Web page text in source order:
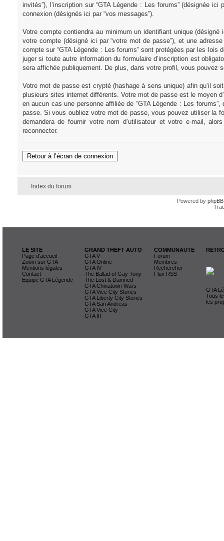
invités”), l’inscription sur “GTA Légende : Les forums” (désignée
connexion (désignés ici par “vos messages”).
Votre compte contiendra au minimum un identifiant unique
votre compte (désigné ici par “votre mot de passe”), et une
compte sur “GTA Légende : Les forums” sont protégées par les
juger si toute autre information du formulaire d’inscription est
sera affichée publiquement. De plus, dans votre profil, vous pouvez
Votre mot de passe est crypté (hashage à sens unique) afin qu’il
plusieurs sites internet différents. Votre mot de passe est le moyen
en aucun cas une personne affiliée de “GTA Légende : Les
passe. Si vous oubliez votre mot de passe, vous pouvez utiliser la
demandera de fournir votre nom d’utilisateur et votre e-mail,
reconnecter.
Retour à l’écran de connexion
Index du forum
Powered by phpBB
LE SITE
Page d'accueil
Zoom sur GTA
Mentions légales
Contact
Equipe GTA Légende
GRAND THEFT AUTO
GTA V
GTA Online
GTA IV
The Ballad of Gay Tony
The Lost & Damned
GTA Chinatown Wars
GTA Vice City Stories
GTA Liberty City Stories
GTA San Andreas
GTA Vice City
GTA III
COMMUNAUTE
Forum
Membres
Rechercher
Flux RSS
GTA
Tous
les